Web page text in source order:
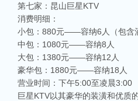
第七家：昆山巨星KTV
消费明细：
小包：880元——容纳6人（包含
中包：1080元——容纳8人
大包：1380元——容纳12人
豪华包：1880元——容纳18人
营业时间：下午5:00至凌晨3:00
巨星KTV以其豪华的装潢和优质